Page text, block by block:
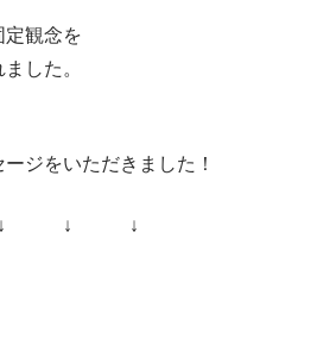
観念を
した。
ジをいただきました！
↓ ↓